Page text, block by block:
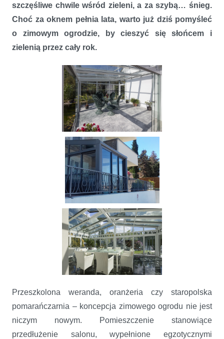
szczęśliwe chwile wśród zieleni, a za szybą… śnieg.
Choć za oknem pełnia lata, warto już dziś pomyśleć
o zimowym ogrodzie, by cieszyć się słońcem i
zielenią przez cały rok.
Przeszkolona weranda, oranżeria czy staropolska
pomarańczarnia – koncepcja zimowego ogrodu nie jest
niczym nowym. Pomieszczenie stanowiące
przedłużenie salonu, wypełnione egzotycznymi